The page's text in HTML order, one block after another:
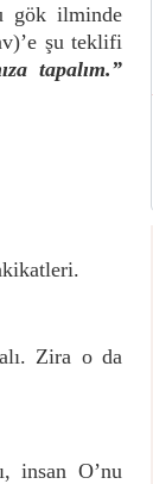
gök ilminde
şu teklifi
tapalım.”
Zira o da
insan O’nu